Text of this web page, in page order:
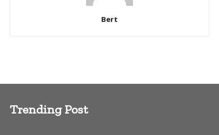
Bert
Trending Post